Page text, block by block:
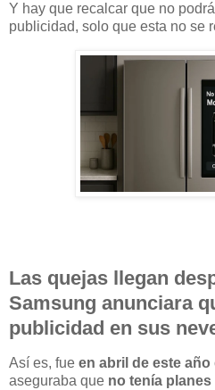
Y hay que recalcar que no
publicidad, solo que esta no se
Las quejas llegan
Samsung anunciara
publicidad en sus
Así es, fue en abril de este año
aseguraba que no tenía